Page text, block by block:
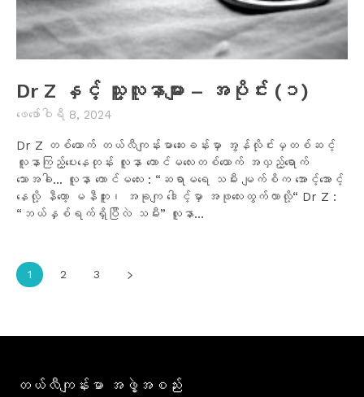
Dr Z နှင့် သူ့လူနာများ – အပိုင်း (၁)
ဖေ‌ဖော်ဝါရီ 8, 2024
Dr Z တစ်ယောက် တယ်လီကျန်းမာဆေးခန်းမှာ အွန်လိုင်းမှတစ်ဆင့်
လူနာကြည့်ပေးနေတုန်း လူနာ ကောင်မလေးတစ်ယောက် အလှည့်ရောက်
သောအခါ... လူနာ ကောင်မလေး : “ဆရာမရေ သမီး မျက်စိက အောင့်အောင့်
နေလို့ နီတော့ မနီဘူး၊ အခုကျ ဒေါင့်မှာ အဖုလေးထွက်လာလို့“ Dr Z :
“ဘယ်နှစ်ရက်ရှိပြီလဲ သမီး” လူနာ...
1 2 3
တယ်လီကျန်းမာ အဖွဲ့အစည်း